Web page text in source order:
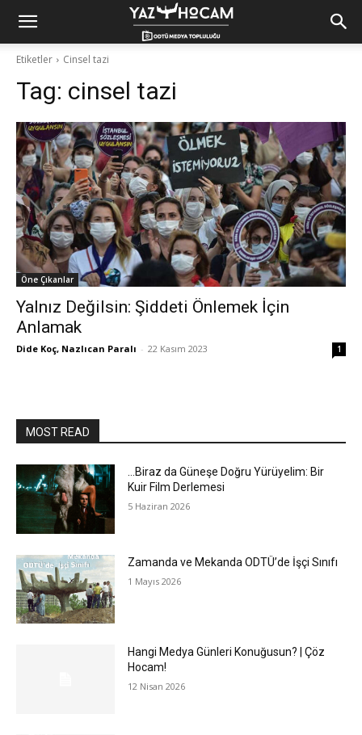
Yaz
Hocam!
Etiketler Cinsel tazi
Tag: cinsel tazi
Öne Çıkanlar
Yalnız Değilsin: Şiddeti Önlemek İçin
Anlamak
Dide Koç, Nazlıcan Paralı - 22 Kasım 2023 1
MOST READ
…Biraz da Güneşe Doğru Yürüyelim: Bir
Kuir Film Derlemesi
5 Haziran 2026
Zamanda ve Mekanda ODTÜ’de İşçi Sınıfı
1 Mayıs 2026
Hangi Medya Günleri Konuğusun? | Çöz
Hocam!
12 Nisan 2026